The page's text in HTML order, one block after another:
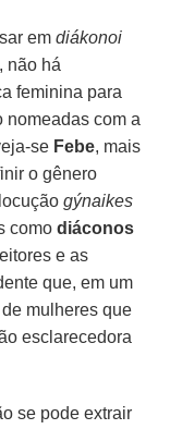
emdiákonoi
não há
feminina para
nomeadas com a
se Febe, mais
o gênero
gýnaikes
comodiáconos
e as
que, em um
de mulheres que
esclarecedora
se pode extrair